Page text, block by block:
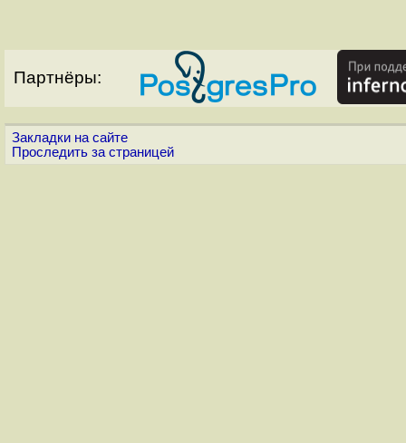
Партнёры:
Закладки на сайте
Проследить за страницей